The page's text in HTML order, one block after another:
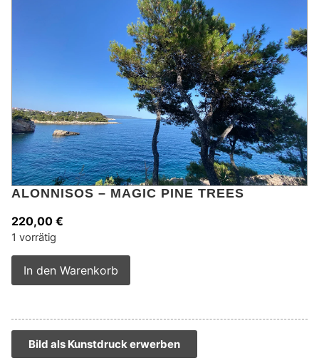
ALONNISOS – MAGIC PINE TREES
220,00 €
1 vorrätig
In den Warenkorb
Bild als Kunstdruck erwerben